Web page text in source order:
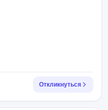
Откликнуться